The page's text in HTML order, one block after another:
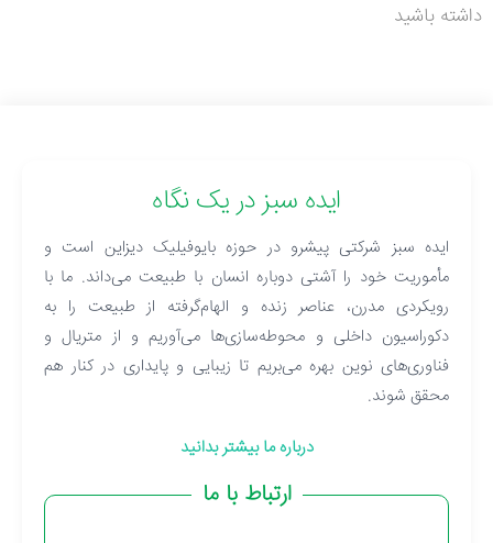
داشته باشید
ایده سبز در یک نگاه
ایده سبز شرکتی پیشرو در حوزه بایوفیلیک دیزاین است و
مأموریت خود را آشتی دوباره انسان با طبیعت می‌داند. ما با
رویکردی مدرن، عناصر زنده و الهام‌گرفته از طبیعت را به
دکوراسیون داخلی و محوطه‌سازی‌ها می‌آوریم و از متریال و
فناوری‌های نوین بهره می‌بریم تا زیبایی و پایداری در کنار هم
محقق شوند.
درباره ما بیشتر بدانید
ارتباط با ما